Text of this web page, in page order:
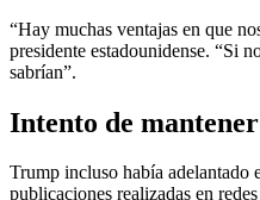
“Hay muchas ventajas en que
presidente estadounidense. “Si
sabrían”.
Intento de
Trump incluso había adelantado
publicaciones realizadas en